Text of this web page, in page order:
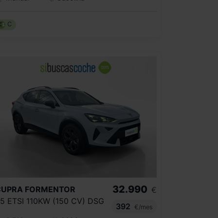
C
FORMENTOR
ETSI 110KW (150 CV) DSG
32.990 €
392
€/mes